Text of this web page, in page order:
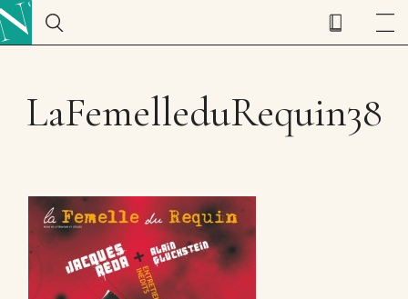
LaFemelleduRequin38